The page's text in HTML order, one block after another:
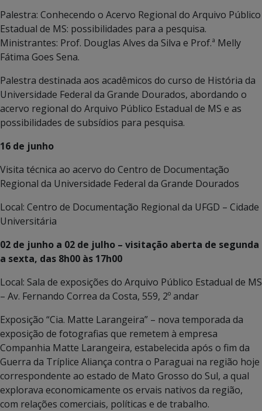
Palestra: Conhecendo o Acervo Regional do Arquivo Público
Estadual de MS: possibilidades para a pesquisa.
Ministrantes: Prof. Douglas Alves da Silva e Prof.ª Melly
Fátima Goes Sena.
Palestra destinada aos acadêmicos do curso de História da
Universidade Federal da Grande Dourados, abordando o
acervo regional do Arquivo Público Estadual de MS e as
possibilidades de subsídios para pesquisa.
16 de junho
Visita técnica ao acervo do Centro de Documentação
Regional da Universidade Federal da Grande Dourados
Local: Centro de Documentação Regional da UFGD – Cidade
Universitária
02 de junho a 02 de julho – visitação aberta de segunda
a sexta, das 8h00 às 17h00
Local: Sala de exposições do Arquivo Público Estadual de MS
– Av. Fernando Correa da Costa, 559, 2º andar
Exposição “Cia. Matte Larangeira” – nova temporada da
exposição de fotografias que remetem à empresa
Companhia Matte Larangeira, estabelecida após o fim da
Guerra da Tríplice Aliança contra o Paraguai na região hoje
correspondente ao estado de Mato Grosso do Sul, a qual
explorava economicamente os ervais nativos da região,
com relações comerciais, políticas e de trabalho.